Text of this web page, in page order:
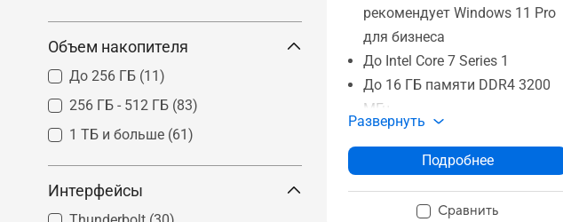
Объем накопителя
До 256 ГБ (11)
256 ГБ - 512 ГБ (83)
1 ТБ и больше (61)
Интерфейсы
рекомендует Windows 11 Pro
для бизнеса
До Intel Core 7 Series 1
До 16 ГБ памяти DDR4 3200
МГц
До 1 ТБ SSD-накопитель
17,3'' FHD тонкорамочный
ASUS Antimicrobial Guard Plus
Развернуть
Подробнее
Сравнить